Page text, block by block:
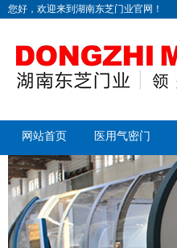
您好，欢迎来到湖南东芝门业官网！
网站首页 医用气密门